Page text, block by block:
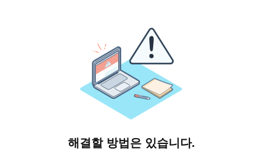
해결할 방법은 있습니다.